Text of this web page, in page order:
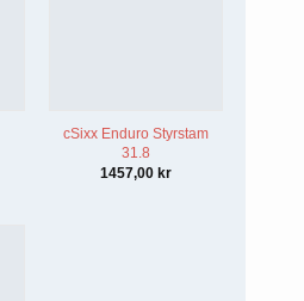
cSixx Enduro Styrstam
31.8
1457,00 kr